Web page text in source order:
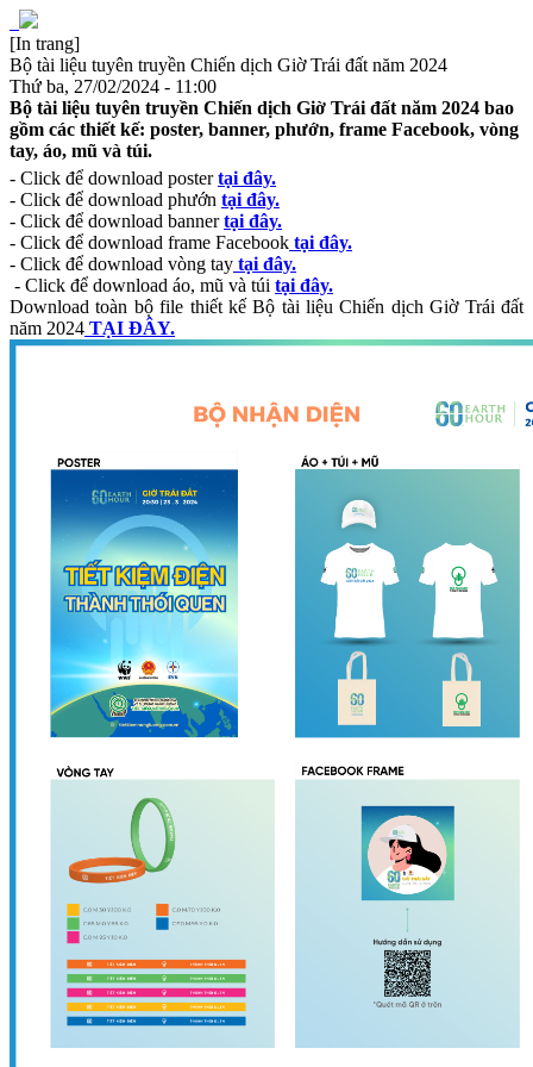
[In trang]
Bộ tài liệu tuyên truyền Chiến dịch Giờ Trái đất năm 2024
Thứ ba, 27/02/2024 - 11:00
Bộ tài liệu tuyên truyền Chiến dịch Giờ Trái đất năm 2024 bao
gồm các thiết kế: poster, banner, phướn, frame Facebook, vòng
tay, áo, mũ và túi.
- Click để download postertại đây.
- Click để download phướn tại đây.
- Click để download bannertại đây.
- Click để download frame Facebook tại đây.
- Click để download vòng tay tại đây.
- Click để download áo, mũ và túi tại đây.
Download toàn bộ file thiết kế Bộ tài liệu Chiến dịch Giờ Trái đất
năm 2024 TẠI ĐÂY.​